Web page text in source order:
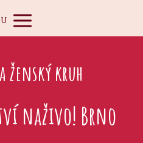
ženský kruh
naživo! Brno